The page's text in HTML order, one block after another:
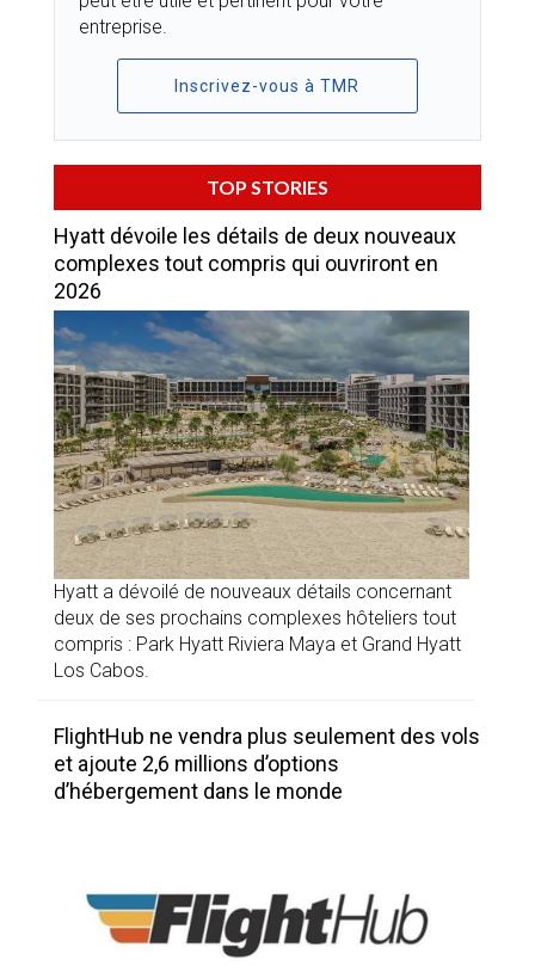
entreprise.
Inscrivez-vous à TMR
TOP STORIES
Hyatt dévoile les détails de deux nouveaux
complexes tout compris qui ouvriront en
2026
Hyatt a dévoilé de nouveaux détails concernant
deux de ses prochains complexes hôteliers tout
compris : Park Hyatt Riviera Maya et Grand Hyatt
Los Cabos.
FlightHub ne vendra plus seulement des vols
et ajoute 2,6 millions d’options
d’hébergement dans le monde